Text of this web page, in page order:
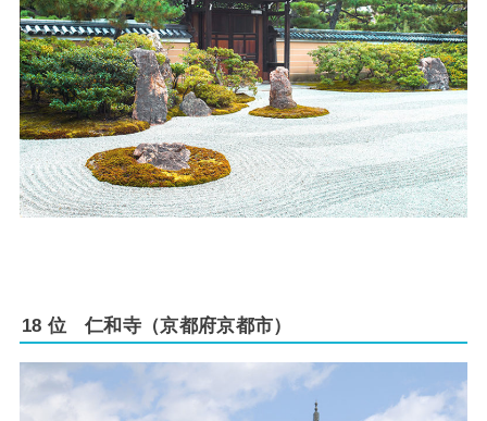
18 位 仁和寺（京都府京都市）